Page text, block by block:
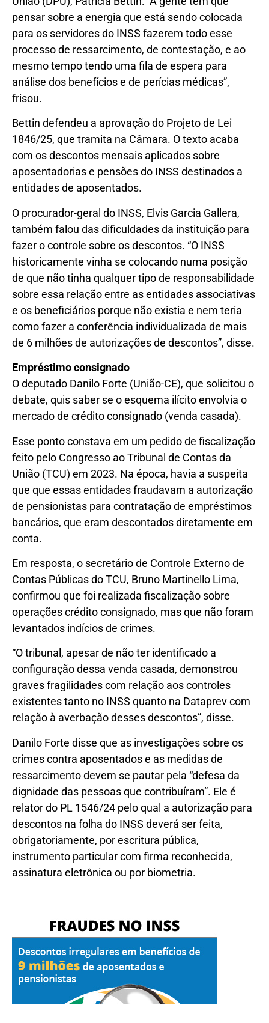
pensar sobre a energia que está sendo colocada
para os servidores do INSS fazerem todo esse
processo de ressarcimento, de contestação, e ao
mesmo tempo tendo uma fila de espera para
análise dos benefícios e de perícias médicas”,
frisou.
Bettin defendeu a aprovação do Projeto de Lei
1846/25, que tramita na Câmara. O texto acaba
com os descontos mensais aplicados sobre
aposentadorias e pensões do INSS destinados a
entidades de aposentados.
O procurador-geral do INSS, Elvis Garcia Gallera,
também falou das dificuldades da instituição para
fazer o controle sobre os descontos. “O INSS
historicamente vinha se colocando numa posição
de que não tinha qualquer tipo de responsabilidade
sobre essa relação entre as entidades associativas
e os beneficiários porque não existia e nem teria
como fazer a conferência individualizada de mais
de 6 milhões de autorizações de descontos”, disse.
Empréstimo consignado
O deputado Danilo Forte (União-CE), que solicitou o
debate, quis saber se o esquema ilícito envolvia o
mercado de crédito consignado (venda casada).
Esse ponto constava em um pedido de fiscalização
feito pelo Congresso ao Tribunal de Contas da
União (TCU) em 2023. Na época, havia a suspeita
que que essas entidades fraudavam a autorização
de pensionistas para contratação de empréstimos
bancários, que eram descontados diretamente em
conta.
Em resposta, o secretário de Controle Externo de
Contas Públicas do TCU, Bruno Martinello Lima,
confirmou que foi realizada fiscalização sobre
operações crédito consignado, mas que não foram
levantados indícios de crimes.
“O tribunal, apesar de não ter identificado a
configuração dessa venda casada, demonstrou
graves fragilidades com relação aos controles
existentes tanto no INSS quanto na Dataprev com
relação à averbação desses descontos”, disse.
Danilo Forte disse que as investigações sobre os
crimes contra aposentados e as medidas de
ressarcimento devem se pautar pela “defesa da
dignidade das pessoas que contribuíram”. Ele é
relator do PL 1546/24 pelo qual a autorização para
descontos na folha do INSS deverá ser feita,
obrigatoriamente, por escritura pública,
instrumento particular com firma reconhecida,
assinatura eletrônica ou por biometria.